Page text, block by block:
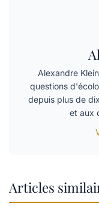
Alexandre
questions
depuis plus de
et aux
Articles